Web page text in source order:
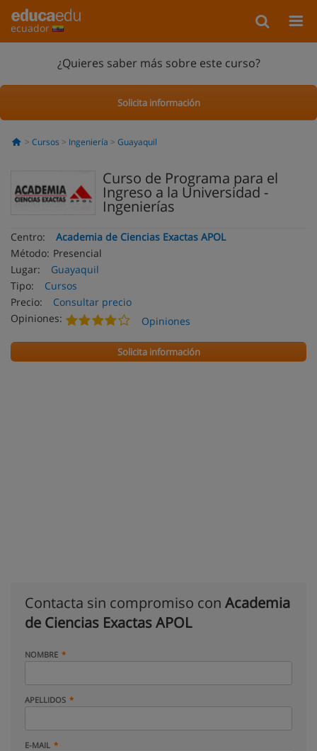
ecuador
¿Quieres saber más sobre este curso?
Solicita información
Cursos Ingeniería Guayaquil
Curso de Programa para el
Ingreso a la Universidad -
Ingenierías
Centro:
Academia de Ciencias Exactas APOL
Método: Presencial
Lugar:
Guayaquil
Tipo:
Cursos
Precio:
Consultar precio
Opiniones:
Opiniones
Solicita información
Contacta sin compromiso con Academia
de Ciencias Exactas APOL
NOMBRE
APELLIDOS
E-MAIL